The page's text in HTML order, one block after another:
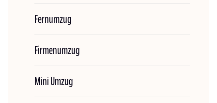
Fernumzug
Firmenumzug
Mini Umzug